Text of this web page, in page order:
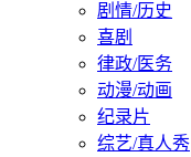
剧情/历史
喜剧
律政/医务
动漫/动画
纪录片
综艺/真人秀